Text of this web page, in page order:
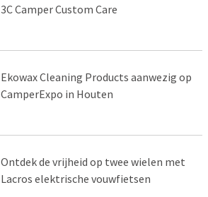
3C Camper Custom Care
Ekowax Cleaning Products aanwezig op
CamperExpo in Houten
Ontdek de vrijheid op twee wielen met
Lacros elektrische vouwfietsen